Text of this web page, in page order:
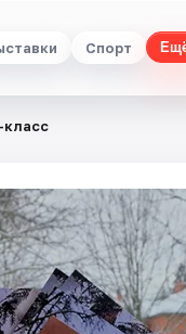
Спорт
класс